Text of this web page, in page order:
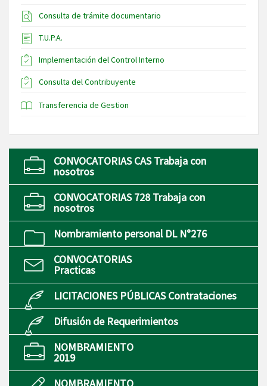
Consulta de trámite documentario
T.U.P.A.
Implementación del Control Interno
Consulta del Contribuyente
Transferencia de Gestion
CONVOCATORIAS CAS Trabaja con
nosotros
CONVOCATORIAS 728 Trabaja con
nosotros
Nombramiento personal DL N°276
CONVOCATORIAS
Practicas
LICITACIONES PÚBLICAS Contrataciones
Difusión de Requerimientos
NOMBRAMIENTO
2019